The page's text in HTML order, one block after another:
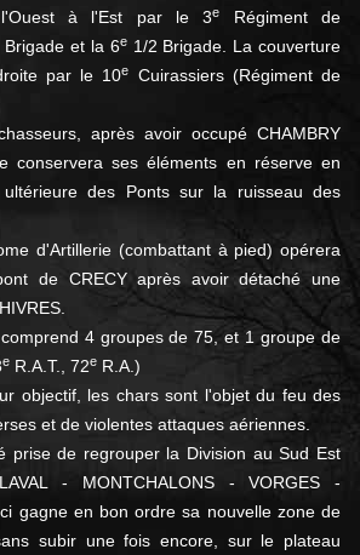
l'Ouest à l'Est par le 3e
Régiment de
et la 6e1/2 Brigade. La couverture
par le 10e
Cuirassiers (Régiment de
après avoir occupé CHAMBRY
conservera ses éléments en réserve en
des Ponts sur la ruisseau des
d'Artillerie (combattant à pied) opérera
de CRECY après avoir détaché une
4 groupes de 75, et 1 groupe de
e R.A.T., 72e R.A.)
objectif, les chars sont l'objet du feu des
et de violentes attaques aériennes.
prise de regrouper la Division au Sud Est
- MONTCHALONS - VORGES -
gagne en bon ordre sa nouvelle zone de
subir une fois encore, sur le plateau